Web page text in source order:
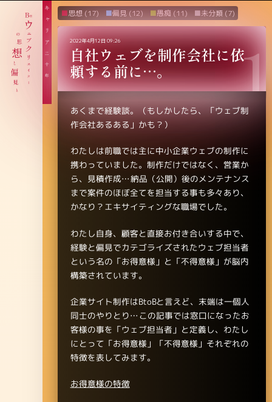
思想 (17) 偏見 (12) 愚痴 (11) 未分類 (7)
2022年4月12日 09:26
自社ウェブを制作会社に依
頼する前に…。
あくまで経験談。（もしかしたら、「ウェブ制
作会社あるある」かも？）
わたしは前職では主に中小企業ウェブの制作に
携わっていました。制作だけではなく、営業か
ら、見積作成…納品（公開）後のメンテナンス
まで案件のほぼ全てを担当する事も多々あり、
かなり？エキサイティングな職場でした。
わたし自身、顧客と直接お付き合いする中で、
経験と偏見でカテゴライズされたウェブ担当者
という名の「お得意様」と「不得意様」が脳内
構築されています。
企業サイト制作はBtoBと言えど、末端は一個人
同士のやりとり…この記事では窓口になったお
客様の事を「ウェブ担当者」と定義し、わたし
にとって「お得意様」「不得意様」それぞれの
特徴を表してみます。
お得意様の特徴